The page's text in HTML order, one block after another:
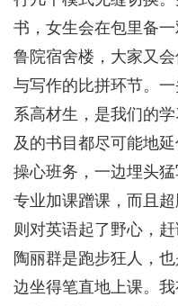
书，女生会在包里备
鲁院宿舍楼，大家又
与写作的比拼环节。
系高材生，是我们的
及的书目都尽可能地
操心班务，一边埋头
专业加课蹭课，而且
则对英语起了野心，
陶丽群是跑步狂人，
边坐得笔直地上课。